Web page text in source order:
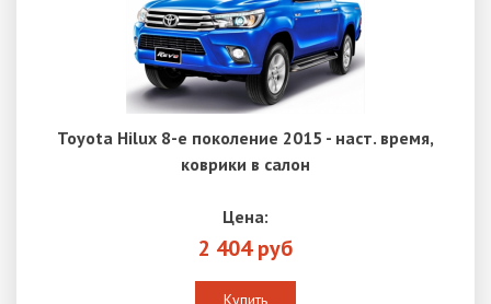
Toyota Hilux 8-е поколение 2015 - наст. время,
коврики в салон
Цена:
2 404 руб
Купить